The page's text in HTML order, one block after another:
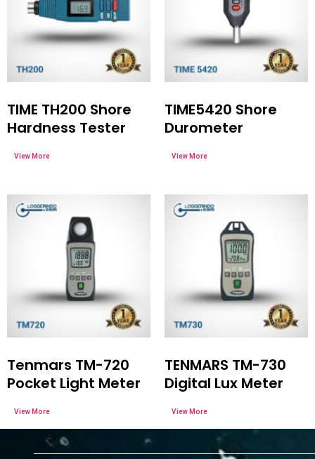
TIME TH200 Shore
Hardness Tester
TIME5420 Shore
Durometer
Tenmars TM-720
Pocket Light Meter
TENMARS TM-730
Digital Lux Meter